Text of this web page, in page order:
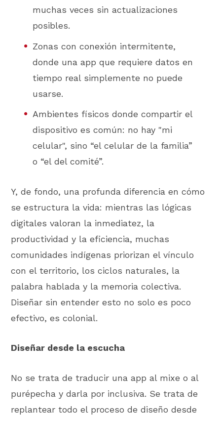
muchas veces sin actualizaciones
posibles.
Zonas con conexión intermitente,
donde una app que requiere datos en
tiempo real simplemente no puede
usarse.
Ambientes físicos donde compartir el
dispositivo es común: no hay "mi
celular", sino “el celular de la familia”
o “el del comité”.
Y, de fondo, una profunda diferencia en cómo
se estructura la vida: mientras las lógicas
digitales valoran la inmediatez, la
productividad y la eficiencia, muchas
comunidades indígenas priorizan el vínculo
con el territorio, los ciclos naturales, la
palabra hablada y la memoria colectiva.
Diseñar sin entender esto no solo es poco
efectivo, es colonial.
Diseñar desde la escucha
No se trata de traducir una app al mixe o al
purépecha y darla por inclusiva. Se trata de
replantear todo el proceso de diseño desde